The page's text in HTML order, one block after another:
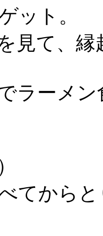
ット。
見て、
ラーメ
てから